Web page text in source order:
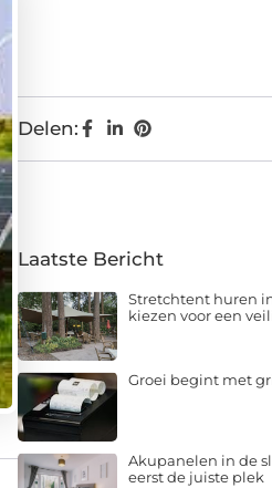
Delen:
Laatste Bericht
Stretchtent huren
kiezen voor een
Groei begint met
Akupanelen in de
eerst de juiste plek